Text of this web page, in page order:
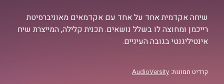
שיחה אקדמית אחד על אחד עם אקדמאים מאוניברסיטת
רייכמן ומחוצה לו בשלל נושאים. תכנית קלילה, המייצרת שיח
אינטיליגנטי בגובה העיניים.
קרדיט תמונות: AudioVersity